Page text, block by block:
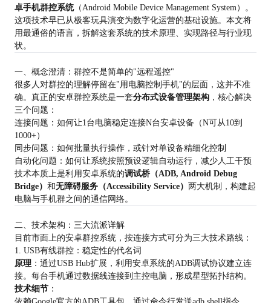
卓手机群控系统（Android Mobile Device Management System）。
这项技术早已从极客玩具演变为数字化运营的基础设施。本文将
用最通俗的语言，拆解这套系统的技术原理、实现路径与行业现
状。
一、概念澄清：群控不是简单的"远程遥控"
很多人对群控的理解停留在"用电脑控制手机"的层面，这并不准
确。真正的安卓群控系统是一套分布式设备管理架构 ，核心解决
三个问题：
连接问题：如何让1台电脑稳定连接N台安卓设备（N可从10到
1000+）
同步问题：如何批量执行操作，或针对单设备精细化控制
自动化问题：如何让系统按照预设逻辑自动运行，减少人工干预
技术本质上是利用安卓系统的调试桥（ADB, Android Debug
Bridge） 和无障碍服务（Accessibility Service） 两大机制，构建起
电脑与手机群之间的通信网络。
二、技术架构：三大流派详解
目前市面上的安卓群控系统，按连接方式可分为三大技术路线：
1. USB有线群控：稳定性的代名词
原理 ：通过USB Hub扩展，利用安卓系统的ADB调试协议建立连
接。每台手机通过数据线连接到主控电脑，形成星型拓扑结构。
技术细节 ：